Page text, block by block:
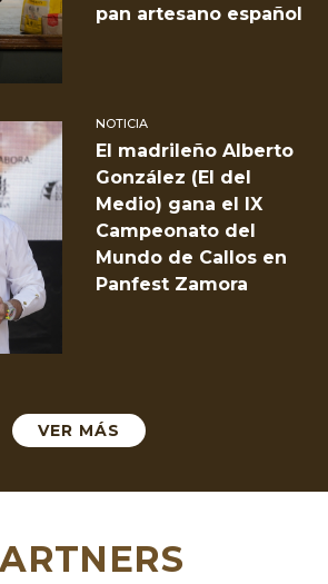
pan artesano español
NOTICIA
El madrileño Alberto
González (El del
Medio) gana el IX
Campeonato del
Mundo de Callos en
Panfest Zamora
VER MÁS